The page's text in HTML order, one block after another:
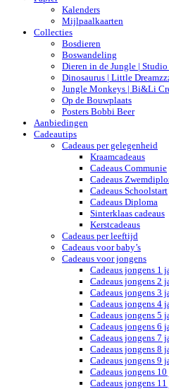
Kalenders
Mijlpaalkaarten
Collecties
Bosdieren
Boswandeling
Dieren in de Jungle |
Dinosaurus | Little
Jungle Monkeys | Bi&Li
Op de Bouwplaats
Posters Bobbi Beer
Aanbiedingen
Cadeautips
Cadeaus per gelegenheid
Kraamcadeaus
Cadeaus Communie
Cadeaus
Cadeaus Schoolstart
Cadeaus Diploma
Sinterklaas cadeaus
Kerstcadeaus
Cadeaus per leeftijd
Cadeaus voor baby’s
Cadeaus voor jongens
Cadeaus jongens 1
Cadeaus jongens 2
Cadeaus jongens 3
Cadeaus jongens 4
Cadeaus jongens 5
Cadeaus jongens 6
Cadeaus jongens 7
Cadeaus jongens 8
Cadeaus jongens 9
Cadeaus jongens 10
Cadeaus jongens 11